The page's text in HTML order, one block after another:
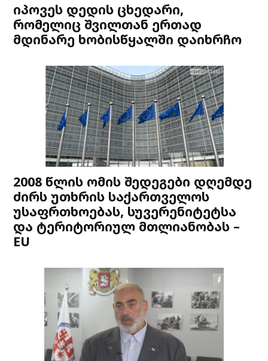
იპოვეს დედის ცხედარი,
რომელიც შვილთან ერთად
მდინარე ხობისწყალში დაიხრჩო
2008 წლის ომის შედეგები დღემდე
ძირს უთხრის საქართველოს
უსაფრთხოებას, სუვერენიტეტსა
და ტერიტორიულ მთლიანობას –
EU